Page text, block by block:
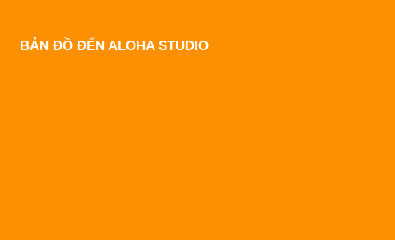
BẢN ĐỒ ĐẾN ALOHA STUDIO